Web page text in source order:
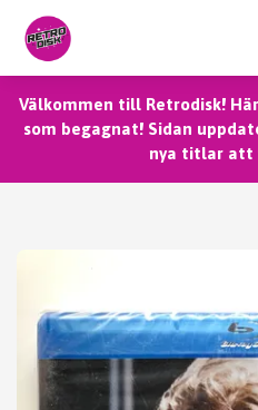
Välkommen till Retrodisk!
som begagnat! Sidan
nya titlar att